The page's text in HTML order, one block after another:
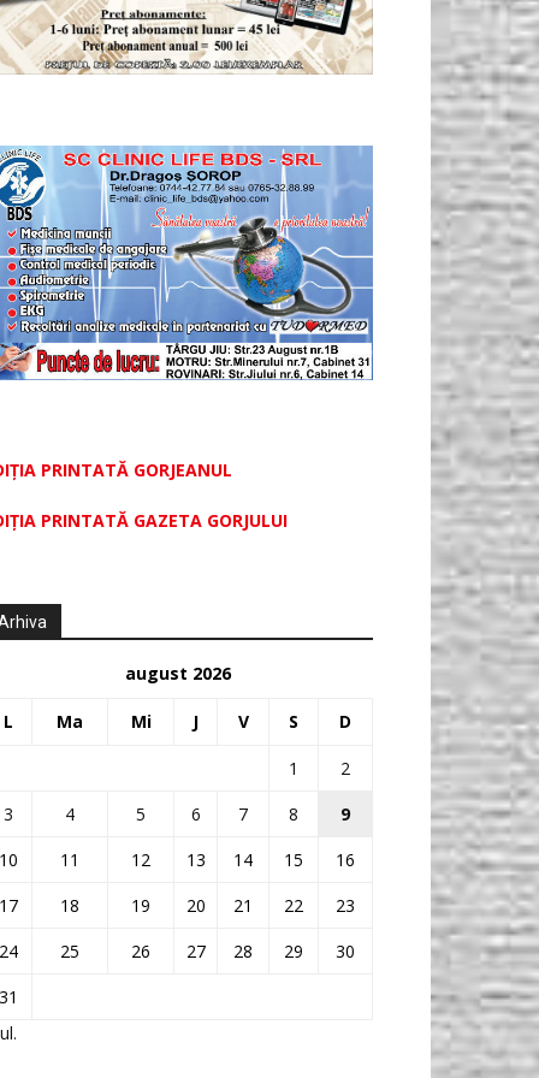
PRINTATĂ GORJEANUL
PRINTATĂ GAZETA GORJULUI
august 2026
L Ma Mi J V S D
1
2
3
4 5 6 7 8
9
11 12 13 14 15
16
18 19 20 21 22
23
25 26 27 28 29
30